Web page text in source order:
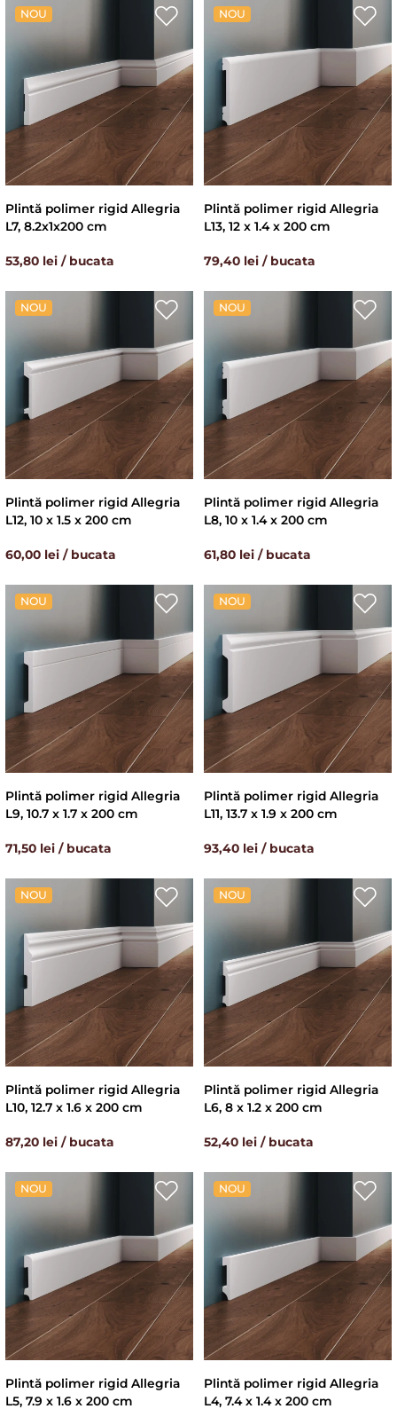
NOU
Plintă polimer rigid Allegria
L7, 8.2x1x200 cm
53,80 lei / bucata
NOU
Plintă polimer rigid Allegria
L13, 12 x 1.4 x 200 cm
79,40 lei / bucata
NOU
Plintă polimer rigid Allegria
L12, 10 x 1.5 x 200 cm
60,00 lei / bucata
NOU
Plintă polimer rigid Allegria
L8, 10 x 1.4 x 200 cm
61,80 lei / bucata
NOU
Plintă polimer rigid Allegria
L9, 10.7 x 1.7 x 200 cm
71,50 lei / bucata
NOU
Plintă polimer rigid Allegria
L11, 13.7 x 1.9 x 200 cm
93,40 lei / bucata
NOU
Plintă polimer rigid Allegria
L10, 12.7 x 1.6 x 200 cm
87,20 lei / bucata
NOU
Plintă polimer rigid Allegria
L6, 8 x 1.2 x 200 cm
52,40 lei / bucata
NOU
Plintă polimer rigid Allegria
L5, 7.9 x 1.6 x 200 cm
NOU
Plintă polimer rigid Allegria
L4, 7.4 x 1.4 x 200 cm